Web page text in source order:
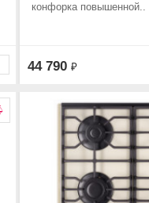
конфорка повышенной..
44 790 ₽